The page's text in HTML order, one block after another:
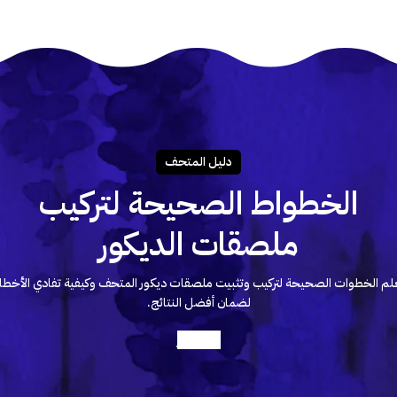
دليـل المتحـف
الخطواط الصحيحة لتركيب
ملصقات الديكور
الخطوات الصحيحة لتركيب وتثبيت ملصقات ديكور المتحف وكيفية تفادي
لضمان أفضل النتائج.